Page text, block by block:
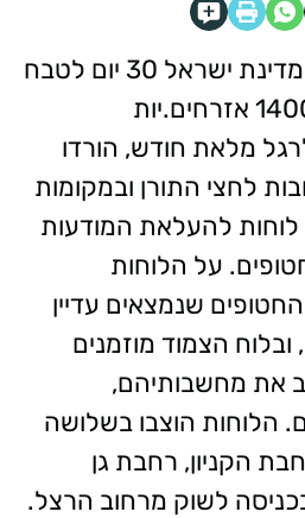
היום,שלישי, מציינת מדינת ישראל 30 יום לטבח
7.11 שבו נרצחו כ- 1400 אזרחים.יות
מלאת חודש, הורדו
לחצי התורן ובמקומות
לוחות להעלאת המודעות
על הלוחות
שנמצאים עדיין
הצמוד מוזמנים
את מחשבותיהם,
הלוחות הוצבו בשלושה
הקניון, רחבת גן
לשוק מרחוב הרצל.